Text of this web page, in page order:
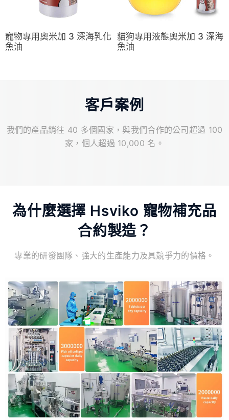
寵物專用奧米加 3 深海乳化
魚油
貓狗專用液態奧米加 3 深海
魚油
客戶案例
我們的產品銷往 40 多個國家，與我們合作的公司超過 100
家，個人超過 10,000 名。
為什麼選擇 Hsviko 寵物補充品
合約製造？
專業的研發團隊、強大的生產能力及具競爭力的價格。